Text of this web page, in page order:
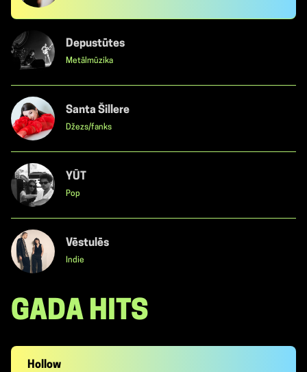
Depustūtes
Metālmūzika
Santa Šillere
Džezs/fanks
YŪT
Pop
Vēstulēs
Indie
GADA HITS
Hollow